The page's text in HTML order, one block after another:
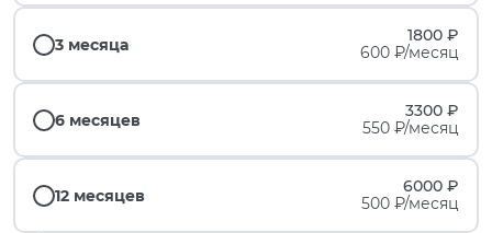
3 месяца
1800 ₽
600 ₽/месяц
6 месяцев
3300 ₽
550 ₽/месяц
12 месяцев
6000 ₽
500 ₽/месяц